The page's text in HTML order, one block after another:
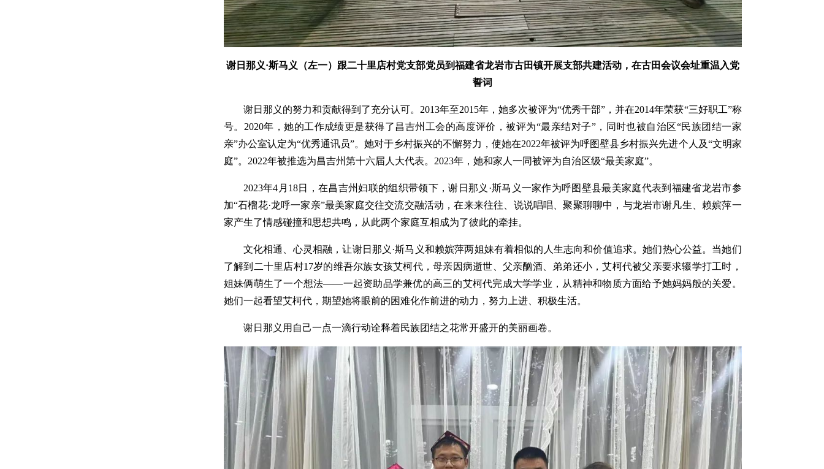
谢日那义·斯马义（左一）跟二十里店村党支部党员到福建省龙岩市古田镇开展支部共建活动，在古田会议会址重温入党
誓词
谢日那义的努力和贡献得到了充分认可。2013年至2015年，她多次被评为“优秀干部”，并在2014年荣获“三好职工”称
号。2020年，她的工作成绩更是获得了昌吉州工会的高度评价，被评为“最亲结对子”，同时也被自治区“民族团结一家
亲”办公室认定为“优秀通讯员”。她对于乡村振兴的不懈努力，使她在2022年被评为呼图壁县乡村振兴先进个人及“文明家
庭”。2022年被推选为昌吉州第十六届人大代表。2023年，她和家人一同被评为自治区级“最美家庭”。
2023年4月18日，在昌吉州妇联的组织带领下，谢日那义·斯马义一家作为呼图壁县最美家庭代表到福建省龙岩市参
加“石榴花·龙呼一家亲”最美家庭交往交流交融活动，在来来往往、说说唱唱、聚聚聊聊中，与龙岩市谢凡生、赖嫔萍一
家产生了情感碰撞和思想共鸣，从此两个家庭互相成为了彼此的牵挂。
文化相通、心灵相融，让谢日那义·斯马义和赖嫔萍两姐妹有着相似的人生志向和价值追求。她们热心公益。当她们
了解到二十里店村17岁的维吾尔族女孩艾柯代，母亲因病逝世、父亲酗酒、弟弟还小，艾柯代被父亲要求辍学打工时，
姐妹俩萌生了一个想法——一起资助品学兼优的高三的艾柯代完成大学学业，从精神和物质方面给予她妈妈般的关爱。
她们一起看望艾柯代，期望她将眼前的困难化作前进的动力，努力上进、积极生活。
谢日那义用自己一点一滴行动诠释着民族团结之花常开盛开的美丽画卷。